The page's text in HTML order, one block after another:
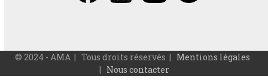
© 2024 - AMA | Tous droits réservés | Mentions légales
| Nous contacter